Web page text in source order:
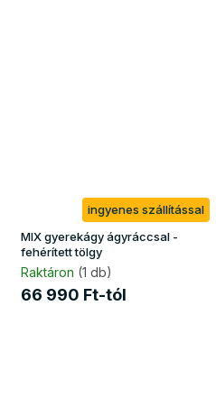
ingyenes szállítással
MIX gyerekágy ágyráccsal -
fehérített tölgy
Raktáron (1 db)
66 990 Ft-tól